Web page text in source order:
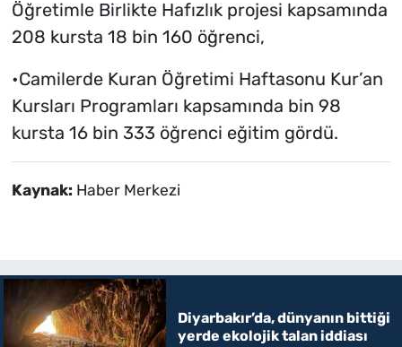
Öğretimle Birlikte Hafızlık projesi kapsamında
208 kursta 18 bin 160 öğrenci,
•Camilerde Kuran Öğretimi Haftasonu Kur’an
Kursları Programları kapsamında bin 98
kursta 16 bin 333 öğrenci eğitim gördü.
Kaynak: Haber Merkezi
Diyarbakır’da, dünyanın bittiği
yerde ekolojik talan iddiası